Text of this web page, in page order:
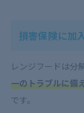
損害保険に加
レンジフードは分
一のトラブルに備
です。